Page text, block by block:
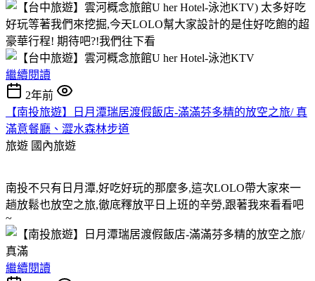
) 太多好吃
好玩等著我們來挖掘,今天LOLO幫大家設計的是住好吃飽的超
豪華行程! 期待吧?!我們往下看
繼續閱讀
2年前
【南投旅遊】日月潭瑞居渡假飯店-滿滿芬多精的放空之旅/ 真
滿意餐廳、澀水森林步道
旅遊 國內旅遊
南投不只有日月潭,好吃好玩的那麼多,這次LOLO帶大家來一
趟放鬆也放空之旅,徹底釋放平日上班的辛勞,跟著我來看看吧
~
繼續閱讀